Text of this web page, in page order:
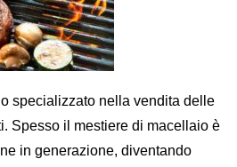
specializzato nella vendita delle
. Spesso il mestiere di macellaio è
in generazione, diventando